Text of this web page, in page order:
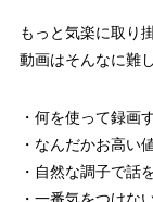
もっと気楽に取り
動画はそんなに難
・何を使って録画
・なんだかお高い
・自然な調子で話